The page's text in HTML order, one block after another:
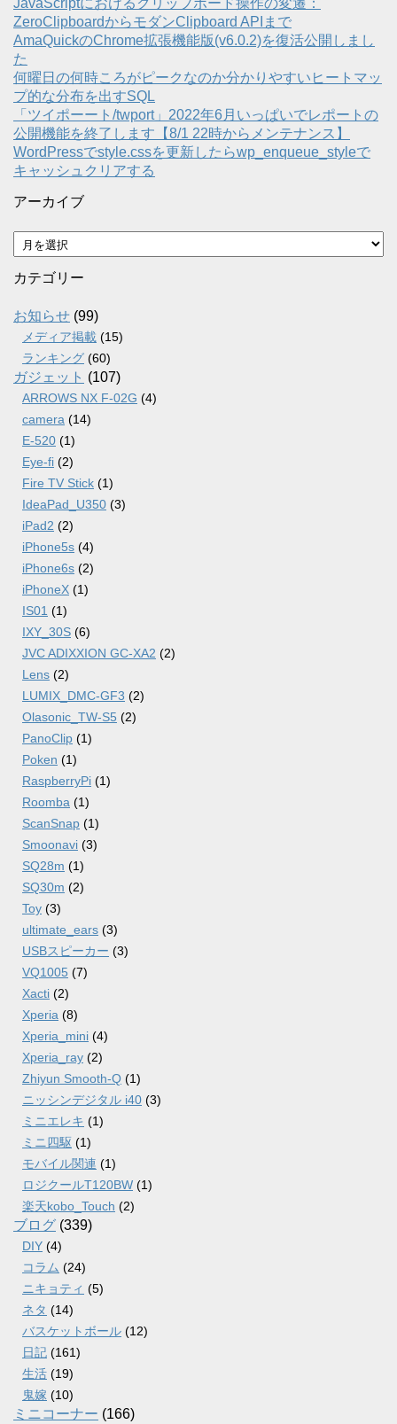
JavaScriptにおけるクリップボード操作の変遷：
ZeroClipboardからモダンClipboard APIまで
AmaQuickのChrome拡張機能版(v6.0.2)を復活公開しまし
た
何曜日の何時ころがピークなのか分かりやすいヒートマッ
プ的な分布を出すSQL
「ツイポーート/twport」2022年6月いっぱいでレポートの
公開機能を終了します【8/1 22時からメンテナンス】
WordPressでstyle.cssを更新したらwp_enqueue_styleで
キャッシュクリアする
アーカイブ
ア
ー
カ
ブ
カテゴリー
お知らせ (99)
メディア掲載 (15)
ランキング (60)
ガジェット (107)
ARROWS NX F-02G (4)
camera (14)
E-520 (1)
Eye-fi (2)
Fire TV Stick (1)
IdeaPad_U350 (3)
iPad2 (2)
iPhone5s (4)
iPhone6s (2)
iPhoneX (1)
IS01 (1)
IXY_30S (6)
JVC ADIXXION GC-XA2 (2)
Lens (2)
LUMIX_DMC-GF3 (2)
Olasonic_TW-S5 (2)
PanoClip (1)
Poken (1)
RaspberryPi (1)
Roomba (1)
ScanSnap (1)
Smoonavi (3)
SQ28m (1)
SQ30m (2)
Toy (3)
ultimate_ears (3)
USBスピーカー (3)
VQ1005 (7)
Xacti (2)
Xperia (8)
Xperia_mini (4)
Xperia_ray (2)
Zhiyun Smooth-Q (1)
ニッシンデジタル i40 (3)
ミニエレキ (1)
ミニ四駆 (1)
モバイル関連 (1)
ロジクールT120BW (1)
楽天kobo_Touch (2)
ブログ (339)
DIY (4)
コラム (24)
ニキョティ (5)
ネタ (14)
バスケットボール (12)
日記 (161)
生活 (19)
鬼嫁 (10)
ミニコーナー (166)